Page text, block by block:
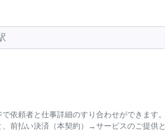
依頼者と仕事詳細のすり合わせができます。
前払い決済（本契約）→サービスのご提供と